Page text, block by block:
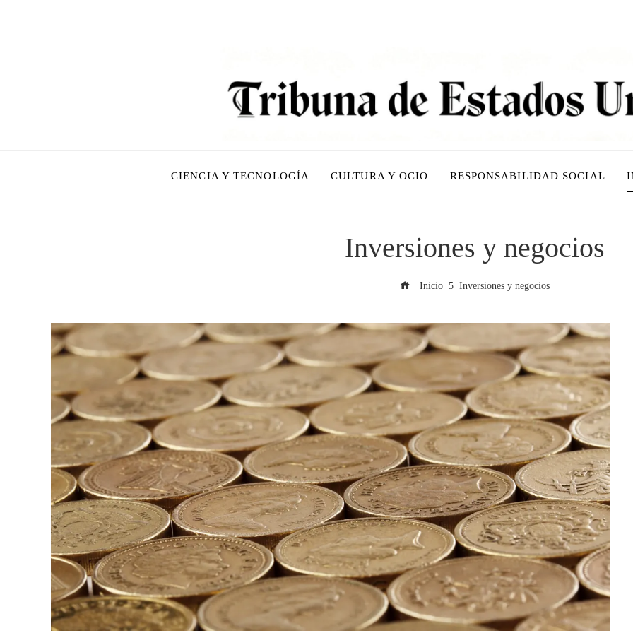
CIENCIA Y TECNOLOGÍA CULTURA Y OCIO RESPONSABILIDAD SOCIAL
Inversiones y negocios
Inicio Inversiones y negocios